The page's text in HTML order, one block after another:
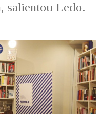
salientou Ledo.